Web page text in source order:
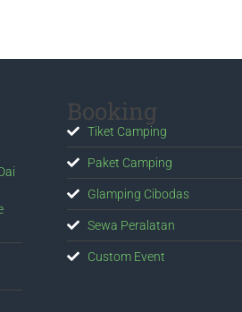
Booking
Tiket Camping
Paket Camping
Glamping Cibodas
Sewa Peralatan
Custom Event